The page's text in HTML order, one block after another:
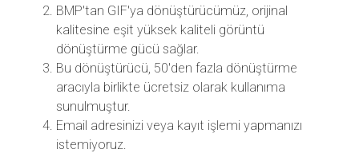
BMP'tan GIF'ya dönüştürücümüz, orijinal
kalitesine eşit yüksek kaliteli görüntü
dönüştürme gücü sağlar.
Bu dönüştürücü, 50'den fazla dönüştürme
aracıyla birlikte ücretsiz olarak kullanıma
sunulmuştur.
Email adresinizi veya kayıt işlemi yapmanızı
istemiyoruz.